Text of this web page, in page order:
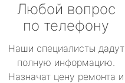
Любой вопрос
по телефону
Наши специалисты дадут
полную информацию.
Назначат цену ремонта и